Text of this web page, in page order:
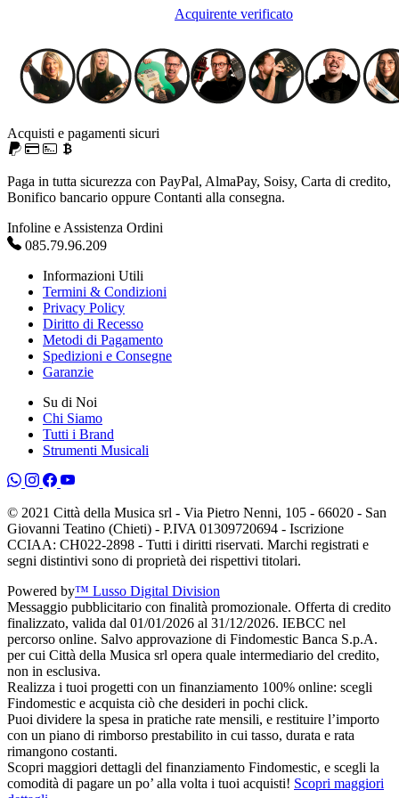
Acquirente verificato
Acquisti e pagamenti sicuri
Paga in tutta sicurezza con PayPal, AlmaPay, Soisy, Carta di credito,
Bonifico bancario oppure Contanti alla consegna.
Infoline e Assistenza Ordini
085.79.96.209
Informazioni Utili
Termini & Condizioni
Privacy Policy
Diritto di Recesso
Metodi di Pagamento
Spedizioni e Consegne
Garanzie
Su di Noi
Chi Siamo
Tutti i Brand
Strumenti Musicali
© 2021 Città della Musica srl - Via Pietro Nenni, 105 - 66020 - San
Giovanni Teatino (Chieti) - P.IVA 01309720694 - Iscrizione
CCIAA: CH022-2898 - Tutti i diritti riservati. Marchi registrati e
segni distintivi sono di proprietà dei rispettivi titolari.
Powered by™ Lusso Digital Division
Messaggio pubblicitario con finalità promozionale. Offerta di credito
finalizzato, valida dal 01/01/2026 al 31/12/2026. IEBCC nel
percorso online. Salvo approvazione di Findomestic Banca S.p.A.
per cui Città della Musica srl opera quale intermediario del credito,
non in esclusiva.
Realizza i tuoi progetti con un finanziamento 100% online: scegli
Findomestic e acquista ciò che desideri in pochi click.
Puoi dividere la spesa in pratiche rate mensili, e restituire l’importo
con un piano di rimborso prestabilito in cui tasso, durata e rata
rimangono costanti.
Scopri maggiori dettagli del finanziamento Findomestic, e scegli la
comodità di pagare un po’ alla volta i tuoi acquisti! Scopri maggiori